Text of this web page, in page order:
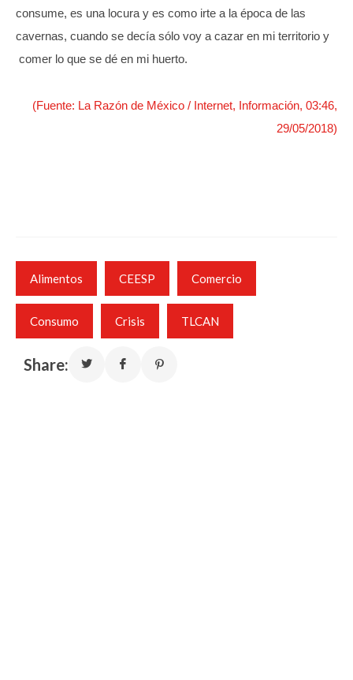
consume, es una locura y es como irte a la época de las
cavernas, cuando se decía sólo voy a cazar en mi territorio y
comer lo que se dé en mi huerto.
(Fuente: La Razón de México / Internet, Información, 03:46,
29/05/2018)
Alimentos CEESP Comercio
Consumo Crisis TLCAN
Share: